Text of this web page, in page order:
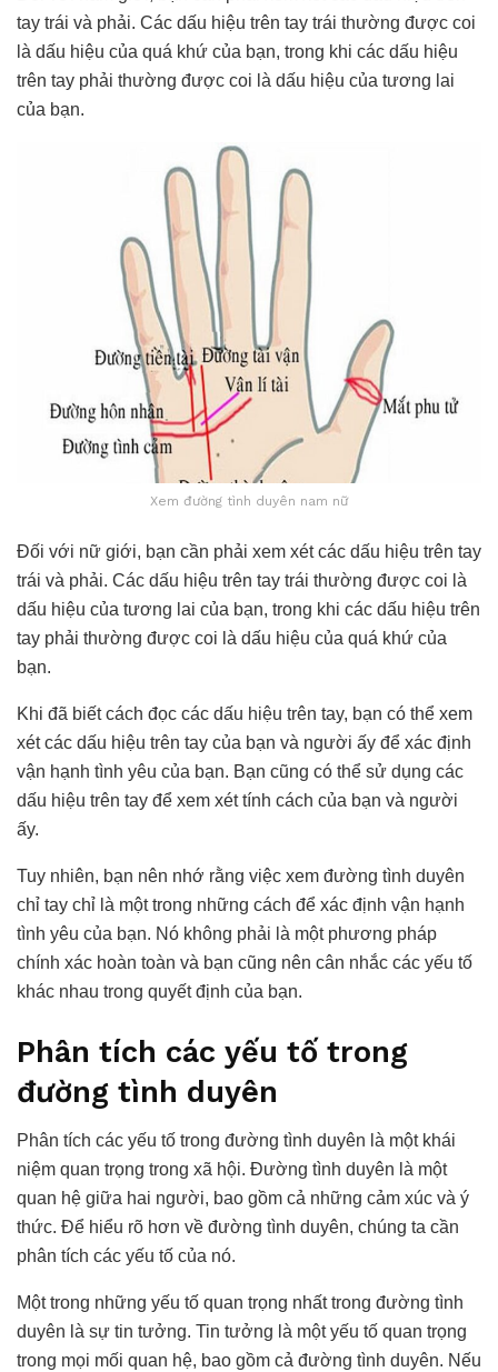
tay trái và phải. Các dấu hiệu trên tay trái thường được coi
là dấu hiệu của quá khứ của bạn, trong khi các dấu hiệu
trên tay phải thường được coi là dấu hiệu của tương lai
của bạn.
Xem đường tình duyên nam nữ
Đối với nữ giới, bạn cần phải xem xét các dấu hiệu trên tay
trái và phải. Các dấu hiệu trên tay trái thường được coi là
dấu hiệu của tương lai của bạn, trong khi các dấu hiệu trên
tay phải thường được coi là dấu hiệu của quá khứ của
bạn.
Khi đã biết cách đọc các dấu hiệu trên tay, bạn có thể xem
xét các dấu hiệu trên tay của bạn và người ấy để xác định
vận hạnh tình yêu của bạn. Bạn cũng có thể sử dụng các
dấu hiệu trên tay để xem xét tính cách của bạn và người
ấy.
Tuy nhiên, bạn nên nhớ rằng việc xem đường tình duyên
chỉ tay chỉ là một trong những cách để xác định vận hạnh
tình yêu của bạn. Nó không phải là một phương pháp
chính xác hoàn toàn và bạn cũng nên cân nhắc các yếu tố
khác nhau trong quyết định của bạn.
Phân tích các yếu tố trong
đường tình duyên
Phân tích các yếu tố trong đường tình duyên là một khái
niệm quan trọng trong xã hội. Đường tình duyên là một
quan hệ giữa hai người, bao gồm cả những cảm xúc và ý
thức. Để hiểu rõ hơn về đường tình duyên, chúng ta cần
phân tích các yếu tố của nó.
Một trong những yếu tố quan trọng nhất trong đường tình
duyên là sự tin tưởng. Tin tưởng là một yếu tố quan trọng
trong mọi mối quan hệ, bao gồm cả đường tình duyên. Nếu